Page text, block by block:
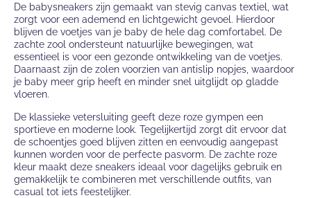
De babysneakers zijn gemaakt van stevig canvas textiel, wat
zorgt voor een ademend en lichtgewicht gevoel. Hierdoor
blijven de voetjes van je baby de hele dag comfortabel. De
zachte zool ondersteunt natuurlijke bewegingen, wat
essentieel is voor een gezonde ontwikkeling van de voetjes.
Daarnaast zijn de zolen voorzien van antislip nopjes, waardoor
je baby meer grip heeft en minder snel uitglijdt op gladde
vloeren.
De klassieke vetersluiting geeft deze roze gympen een
sportieve en moderne look. Tegelijkertijd zorgt dit ervoor dat
de schoentjes goed blijven zitten en eenvoudig aangepast
kunnen worden voor de perfecte pasvorm. De zachte roze
kleur maakt deze sneakers ideaal voor dagelijks gebruik en
gemakkelijk te combineren met verschillende outfits, van
casual tot iets feestelijker.